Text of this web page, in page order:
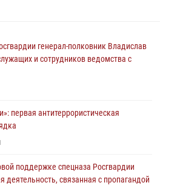
генерал-полковник Владислав
и сотрудников ведомства с
первая антитеррористическая
поддержке спецназа Росгвардии
деятельность, связанная с пропагандой